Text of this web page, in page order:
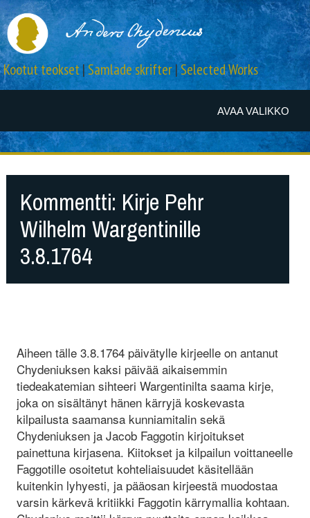
AVAA VALIKKO
Kootut teokset|Samlade skrifter|Selected Works
Kommentti: Kirje Pehr
Wilhelm Wargentinille
3.8.1764
Aiheen tälle 3.8.1764 päivätylle kirjeelle on antanut
Chydeniuksen kaksi päivää aikaisemmin
tiedeakatemian sihteeri Wargentinilta saama kirje,
joka on sisältänyt hänen kärryjä koskevasta
kilpailusta saamansa kunniamitalin sekä
Chydeniuksen ja Jacob Faggotin kirjoitukset
painettuna kirjasena. Kiitokset ja kilpailun voittaneelle
Faggotille osoitetut kohteliaisuudet käsitellään
kuitenkin lyhyesti, ja pääosan kirjeestä muodostaa
varsin kärkevä kritiikki Faggotin kärrymallia kohtaan.